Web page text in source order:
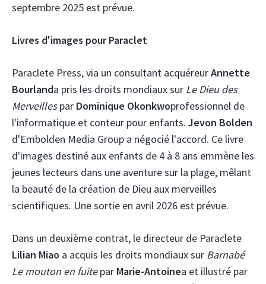
septembre 2025 est prévue.
Livres d'images pour Paraclet
Paraclete Press, via un consultant acquéreurAnnette
Bourlanda pris les droits mondiaux sur Le Dieu des
Merveillespar Dominique Okonkwoprofessionnel de
l'informatique et conteur pour enfants. Jevon Bolden
d'Embolden Media Group a négocié l'accord. Ce livre
d'images destiné aux enfants de 4 à 8 ans emmène les
jeunes lecteurs dans une aventure sur la plage, mêlant
la beauté de la création de Dieu aux merveilles
scientifiques. Une sortie en avril 2026 est prévue.
Dans un deuxième contrat, le directeur de Paraclete
Lilian Miao a acquis les droits mondiaux sur Barnabé
Le mouton en fuitepar Marie-Antoinea et illustré par